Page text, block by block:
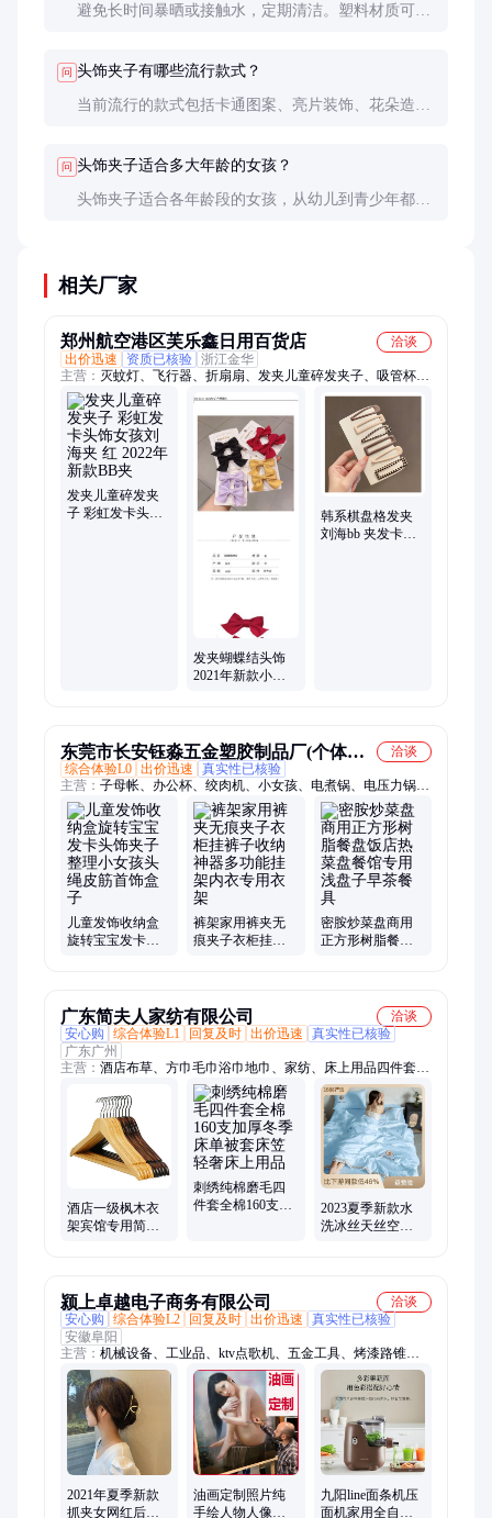
避免长时间暴晒或接触水，定期清洁。塑料材质可用
问 头饰夹子有哪些流行款式？
当前流行的款式包括卡通图案、亮片装饰、花朵造型
问 头饰夹子适合多大年龄的女孩？
头饰夹子适合各年龄段的女孩，从幼儿到青少年都有
相关厂家
郑州航空港区芙乐鑫日用百货店
洽谈
出价迅速
资质已核验 浙江金华
主营： 灭蚊灯、飞行器、折扇扇、发夹儿童碎发夹子、吸管杯、
果蔬盘、玻璃杯、玩具女、棒球帽、年袜子、led户外、钥匙扣、
擦拭布、拉杆箱、沙滩帽、泡脚桶、塑料凳、饺子盘、旅游帽、
干果盘、水杯ins、燃气灶、带吸管、靠背垫、玩具车、托玛琳
发夹儿童碎发夹
子 彩虹发卡头饰
发夹蝴蝶结头饰
2021年新款小女
韩系棋盘格发夹
刘海bb 夹发卡夹
东莞市长安钰淼五金塑胶制品厂(个体工
商户)
洽谈
综合体验L0 出价迅速
真实性已核验
主营： 子母帐、办公杯、绞肉机、小女孩、电煮锅、电压力锅、
移动电源、蓝牙耳机、塑料大肚杯、珐琅铸铁锅、业拓展礼品、
口袋筋膜枪、锁扣保温杯、鸳鸯电火锅、六层纱毛巾被、麻小棉
四件套、便携随行吸管杯、原纱宽松防晒服、双负离子吹风机、
陶瓷内胆双饮杯
儿童发饰收纳盒
旋转宝宝发卡头
裤架家用裤夹无
痕夹子衣柜挂裤
密胺炒菜盘商用
正方形树脂餐盘
广东简夫人家纺有限公司
洽谈
安心购
综合体验L1 回复及时 出价迅速
真实性已核验
广东广州
主营： 酒店布草、方巾毛巾浴巾地巾、家纺、床上用品四件套、
毛毯、酒店用品、床尾巾、酒店床上用品四件套、医院床上用品
三件套、学校宿舍床上用品三件套、被芯
酒店一级枫木衣
架宾馆专用简约
刺绣纯棉磨毛四
件套全棉160支加
2023夏季新款水
洗冰丝天丝空调
颍上卓越电子商务有限公司
洽谈
安心购
综合体验L2 回复及时 出价迅速
真实性已核验
安徽阜阳
主营： 机械设备、工业品、ktv点歌机、五金工具、烤漆路锥、
智能防雷箱、静电消除器、高压发生器、三相稳压器、网络机顶
盒、隐形防护网、立式洗眼器、无尘工作台、无线叫号器、高压
除尘枪、冰块机、除湿机、柴油发电机组、数控切割机、高空作
业车、高低温试验箱、光谱分析仪、电泳仪、工业用吸尘器
2021年夏季新款
抓夹女网红后脑
油画定制照片纯
手绘人物人像肖
九阳line面条机压
面机家用全自动